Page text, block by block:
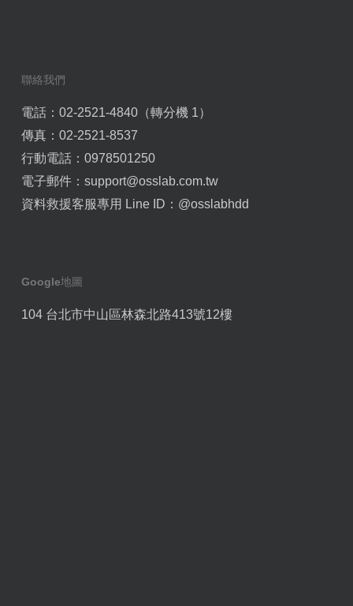
聯絡我們
電話：02-2521-4840（轉分機 1）
傳真：02-2521-8537
行動電話：0978501250
電子郵件： support@osslab.com.tw
資料救援客服專用 Line ID： @osslabhdd
Google地圖
104 台北市中山區林森北路413號12樓